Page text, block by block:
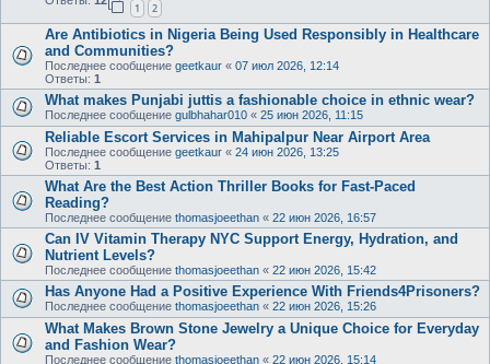
1 2
Are Antibiotics in Nigeria Being Used Responsibly in Healthcare
and Communities?
Последнее сообщение geetkaur « 07 июл 2026, 12:14
Ответы: 1
What makes Punjabi juttis a fashionable choice in ethnic wear?
Последнее сообщение gulbhahar010 « 25 июн 2026, 11:15
Reliable Escort Services in Mahipalpur Near Airport Area
Последнее сообщение geetkaur « 24 июн 2026, 13:25
Ответы: 1
What Are the Best Action Thriller Books for Fast-Paced
Reading?
Последнее сообщение thomasjoeethan « 22 июн 2026, 16:57
Can IV Vitamin Therapy NYC Support Energy, Hydration, and
Nutrient Levels?
Последнее сообщение thomasjoeethan « 22 июн 2026, 15:42
Has Anyone Had a Positive Experience With Friends4Prisoners?
Последнее сообщение thomasjoeethan « 22 июн 2026, 15:26
What Makes Brown Stone Jewelry a Unique Choice for Everyday
and Fashion Wear?
Последнее сообщение thomasjoeethan « 22 июн 2026, 15:14